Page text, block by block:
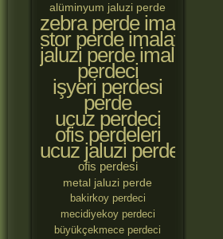
alüminyum jaluzi perde
zebra perde imalatçıları
stor perde imalatçıları
jaluzi perde imalatçıları
perdeci
işyeri perdesi
perde
ucuz perdeci
ofis perdeleri
ucuz jaluzi perde
ofis perdesi
metal jaluzi perde
bakirkoy perdeci
mecidiyekoy perdeci
büyükçekmece perdeci